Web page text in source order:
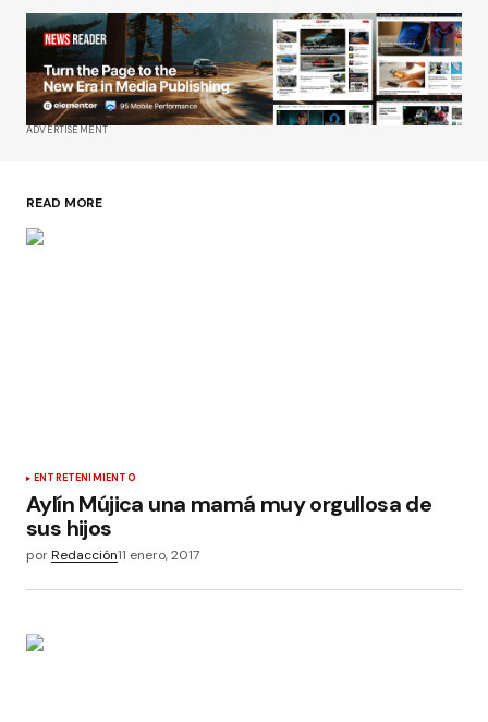
ADVERTISEMENT
READ MORE
ENTRETENIMIENTO
Aylín Mújica una mamá muy orgullosa de
sus hijos
porRedacción11 enero, 2017